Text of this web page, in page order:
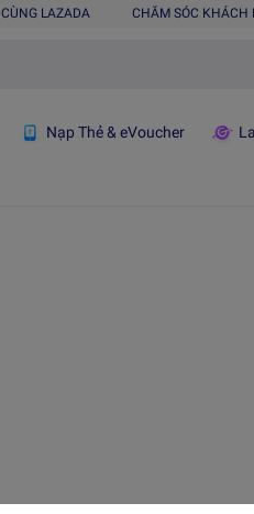
LAZADA CHĂM SÓC KHÁCH
Nạp Thẻ & eVoucher